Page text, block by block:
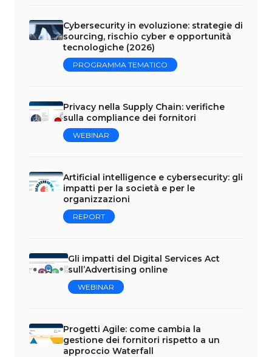
Cybersecurity in evoluzione: strategie di
sourcing, rischio cyber e opportunità
tecnologiche (2026)
PROGRAMMA TEMATICO
Privacy nella Supply Chain: verifiche
sulla compliance dei fornitori
WEBINAR
Artificial intelligence e cybersecurity: gli
impatti per la società e per le
organizzazioni
REPORT
Gli impatti del Digital Services Act
sull’Advertising online
WEBINAR
Progetti Agile: come cambia la
gestione dei fornitori rispetto a un
approccio Waterfall